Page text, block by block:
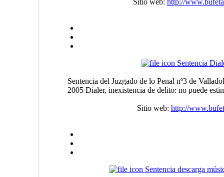
Sitio web: http://
Sentencia
Sentencia del Juzgado de lo Penal nº3 de
2005 Dialer, inexistencia de delito: no puede
Sitio web: http://
Sentencia descarga